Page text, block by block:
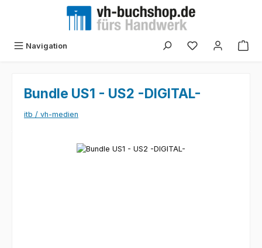
Zum Hauptinhalt springen
Navigation
Bundle US1 - US2 -DIGITAL-
itb / vh-medien
Bildergalerie überspringen